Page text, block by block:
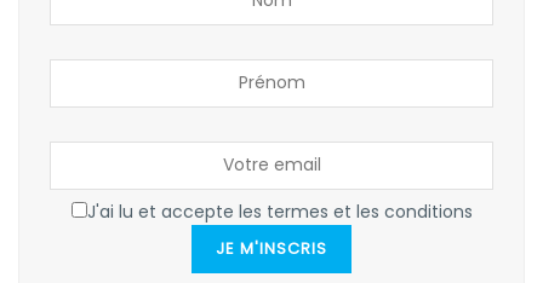
J'ai lu et accepte les termes et les conditions
JE M'INSCRIS